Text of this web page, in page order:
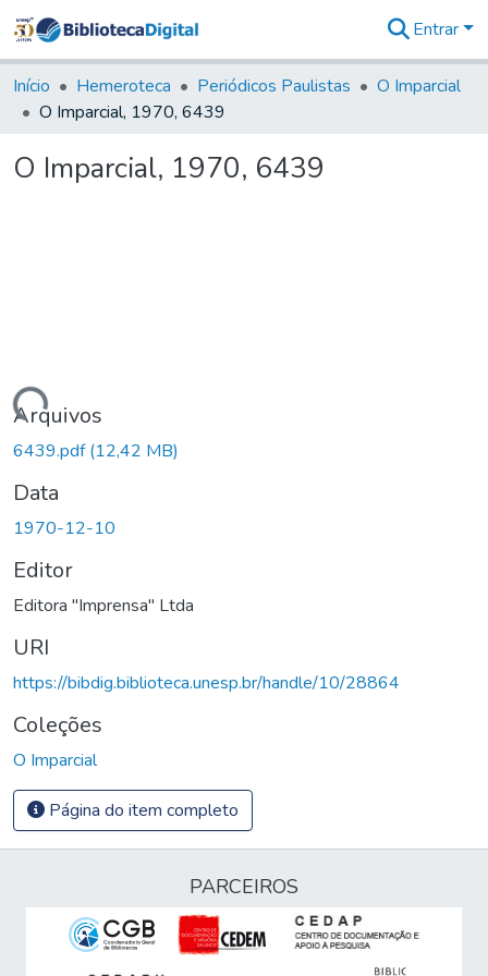
&
Coleções
Tudo na
Digital
Entrar
Início Hemeroteca Periódicos Paulistas
O Imparcial
O Imparcial, 1970, 6439
O Imparcial, 1970, 6439
Arquivos
6439.pdf(12,42 MB)
Data
1970-12-10
Editor
Editora "Imprensa" Ltda
URI
https://bibdig.biblioteca.unesp.br/handle/10/28864
Coleções
O Imparcial
Página do item completo
PARCEIROS